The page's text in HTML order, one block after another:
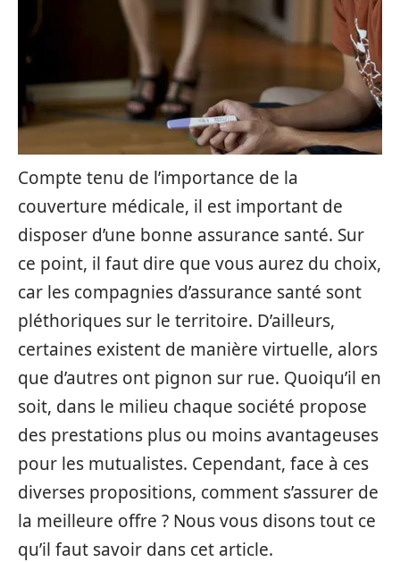
Compte tenu de l’importance de la
couverture médicale, il est important de
disposer d’une bonne assurance santé. Sur
ce point, il faut dire que vous aurez du choix,
car les compagnies d’assurance santé sont
pléthoriques sur le territoire. D’ailleurs,
certaines existent de manière virtuelle, alors
que d’autres ont pignon sur rue. Quoiqu’il en
soit, dans le milieu chaque société propose
des prestations plus ou moins avantageuses
pour les mutualistes. Cependant, face à ces
diverses propositions, comment s’assurer de
la meilleure offre ? Nous vous disons tout ce
qu’il faut savoir dans cet article.